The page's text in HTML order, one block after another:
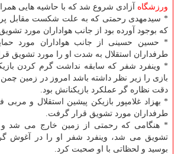
ورزشگاه آزادی شروع شد كه با حاشیه هایی
* سیدمهدی رحمتی كه به علت شكست مقابل
كه بوجود آورده بود از جانب هواداران مورد
* حسین حسینی از جانب هواداران مورد
طرفداران استقلال به شدت او را مورد تشویق
* وینفرد شفر كه سابقه نداشت گرم كردن
بازی را زیر نظر داشته باشد امروز در زمین چمن
دقت نظاره گر عملكرد بازیكنانش بود.
* بهزاد غلامپور بازیكن پیشین استقلال و مربی
طرفداران مورد تشویق قرار گرفت.
* هنگامی كه رحمتی از زمین خارج می شد و
تشویق می شد، وینفرد شفر او را در آغوش
بوسید و لحظاتی با او صحبت كرد.